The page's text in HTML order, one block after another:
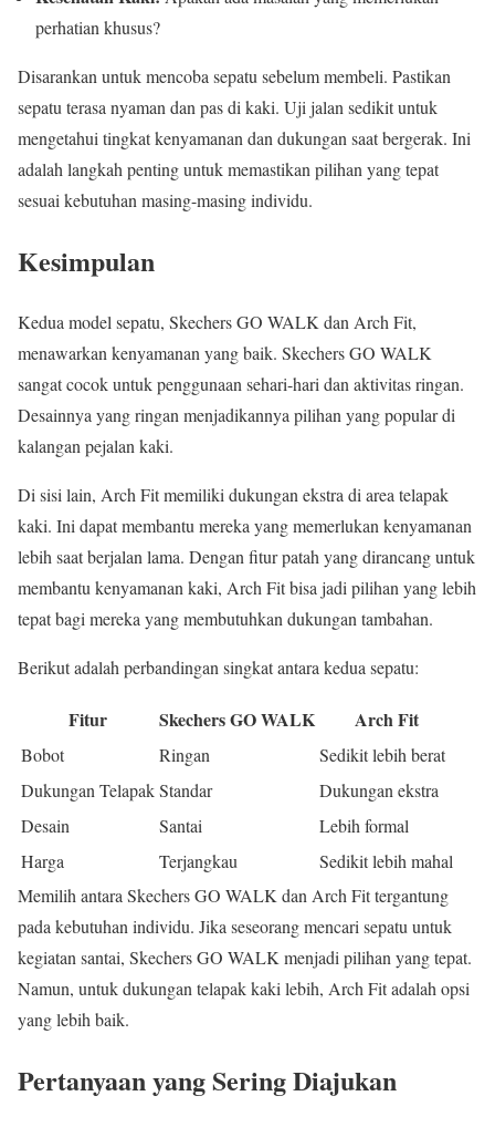
perhatian khusus?
Disarankan untuk mencoba sepatu sebelum membeli. Pastikan
sepatu terasa nyaman dan pas di kaki. Uji jalan sedikit untuk
mengetahui tingkat kenyamanan dan dukungan saat bergerak. Ini
adalah langkah penting untuk memastikan pilihan yang tepat
sesuai kebutuhan masing-masing individu.
Kesimpulan
Kedua model sepatu, Skechers GO WALK dan Arch Fit,
menawarkan kenyamanan yang baik. Skechers GO WALK
sangat cocok untuk penggunaan sehari-hari dan aktivitas ringan.
Desainnya yang ringan menjadikannya pilihan yang popular di
kalangan pejalan kaki.
Di sisi lain, Arch Fit memiliki dukungan ekstra di area telapak
kaki. Ini dapat membantu mereka yang memerlukan kenyamanan
lebih saat berjalan lama. Dengan fitur patah yang dirancang untuk
membantu kenyamanan kaki, Arch Fit bisa jadi pilihan yang lebih
tepat bagi mereka yang membutuhkan dukungan tambahan.
Berikut adalah perbandingan singkat antara kedua sepatu:
Fitur Skechers GO WALK Arch Fit
Bobot Ringan
Sedikit lebih berat
Dukungan TelapakStandar
Dukungan ekstra
Desain
Santai
Lebih formal
Harga
Terjangkau
Sedikit lebih mahal
Memilih antara Skechers GO WALK dan Arch Fit tergantung
pada kebutuhan individu. Jika seseorang mencari sepatu untuk
kegiatan santai, Skechers GO WALK menjadi pilihan yang tepat.
Namun, untuk dukungan telapak kaki lebih, Arch Fit adalah opsi
yang lebih baik.
Pertanyaan yang Sering Diajukan